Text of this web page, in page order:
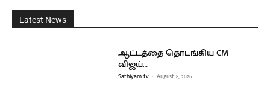
Latest News
ஆட்டத்தை தொடங்கிய CM
விஜய்…
Sathiyam tv - August 8, 2026